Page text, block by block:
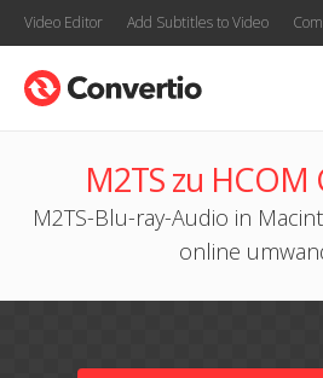
Video Editor Add Subtitles to Video
M2TS zu
M2TS-Blu-ray-Audio in
online